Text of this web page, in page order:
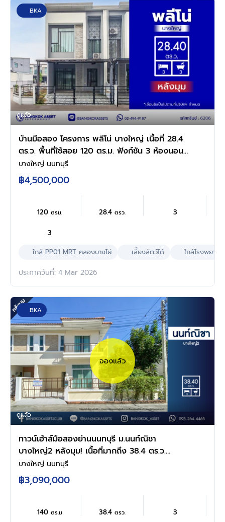
BKA
ดูแล้ว
บ้านมือสอง โครงการ พลีโน่ บางใหญ่ เนื้อที่ 28.4
ตร.ว. พื้นที่ใช้สอย 120 ตร.ม. ฟังก์ชัน 3 ห้องนอน
3 ห้องน้ำ 2 ที่จอดรถ บนทำเลแห่งการเดินทาง
เชื่อมต่อถนนกาญจนาภิเษก, ถนนรัตนาธิเบศร์ ใกล้
รถไฟฟ้าสายสีม่วง "สถานีตลาดบางใหญ่" และ
บางใหญ่ นนทบุรี
฿4,500,000
120ตรม. 28.4ตรว. 3
3
ใกล้ PP01 MRT คลองบางไผ่
เลี้ยงสัตว์ได้ ใกล้โรงพยาบา
ประกาศวันที่: 4 Mar 2026
BKA
ดูแล้ว
จองแล้ว
ทาวน์เฮ้าส์มือสองย่านนนทบุรี ม.นนท์ณิชา
บางใหญ่2 หลังมุม! เนื้อที่มากถึง 38.4 ตร.ว.
ฟังก์ชัน 3 ห้องนอน 2 ห้องน้ำ 1 ที่จอดรถ บนทำเล
แห่งการเดินทาง เชื่อมต่อถ.กาญจนาภิเษก, ถ.รัตนา
ธิเบศก ใกล้รถไฟฟ้าสายสีม่วง "สถานีตลาด
บางใหญ่" และทางด่วน "ศรีรัช"
บางใหญ่ นนทบุรี
฿3,090,000
140ตร.ม 38.4ตรว. 3